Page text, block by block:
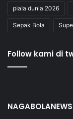
piala dunia 2026
Sepak Bola
Follow kami di